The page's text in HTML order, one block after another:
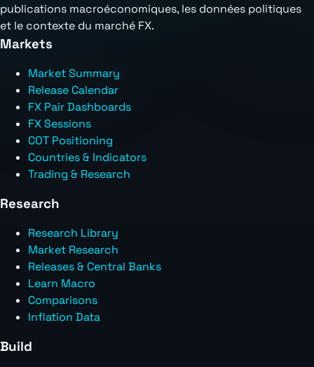
publications macroéconomiques, les données politiques
et le contexte du marché FX.
Markets
Market Summary
Release Calendar
FX Pair Dashboards
FX Sessions
COT Positioning
Countries & Indicators
Trading & Research
Research
Research Library
Market Research
Releases & Central Banks
Learn Macro
Comparisons
Inflation Data
Build